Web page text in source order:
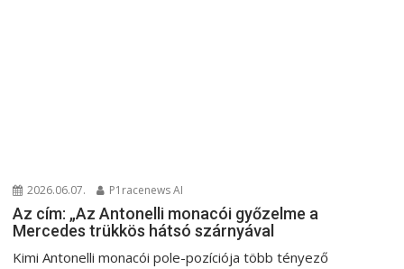
2026.06.07. P1racenews AI
Az cím: „Az Antonelli monacói győzelme a
Mercedes trükkös hátsó szárnyával
Kimi Antonelli monacói pole-pozíciója több tényező